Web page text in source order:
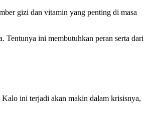
gizi dan vitamin yang penting di masa
Tentunya ini membutuhkan peran serta dari
ini terjadi akan makin dalam krisisnya,